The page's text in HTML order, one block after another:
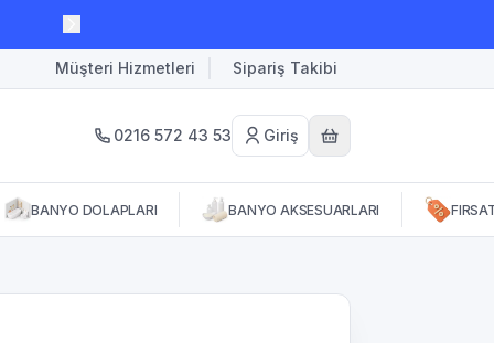
Müşteri Hizmetleri Sipariş Takibi
0216 572 43 53 Giriş
BANYO DOLAPLARI BANYO AKSESUARLARI